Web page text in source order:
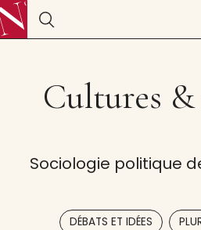
Cultures
Sociologie politique
DÉBATS ET IDÉES